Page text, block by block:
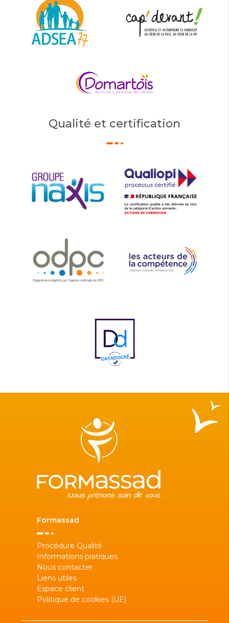
Qualité et certification
Formassad
Procédure Qualité
Informations pratiques
Nous contacter
Liens utiles
Espace client
Politique de cookies (UE)